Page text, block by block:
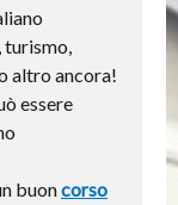
turismo,
altro ancora!
essere
buoncorso